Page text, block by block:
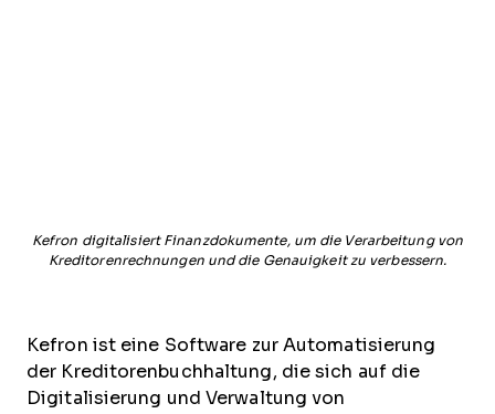
Kefron digitalisiert Finanzdokumente, um die Verarbeitung von
Kreditorenrechnungen und die Genauigkeit zu verbessern.
Kefron ist eine Software zur Automatisierung
der Kreditorenbuchhaltung, die sich auf die
Digitalisierung und Verwaltung von